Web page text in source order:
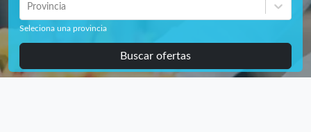
Provincia
Seleciona una provincia
Buscar ofertas